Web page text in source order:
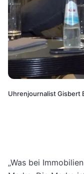
Uhrenjournalist Gisbert
„Was bei